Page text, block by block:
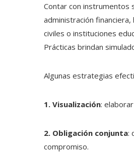
Contar con instrumentos
administración
civiles o instituciones
Prácticas brindan
Algunas estrategias
1. Visualización:
2. Obligación conjunta:
compromiso.